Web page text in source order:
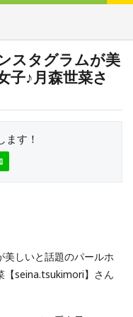
スタグラムが美
子♪月森世菜さ
ます！
しいと話題のパールホ
【seina.tsukimori】さん